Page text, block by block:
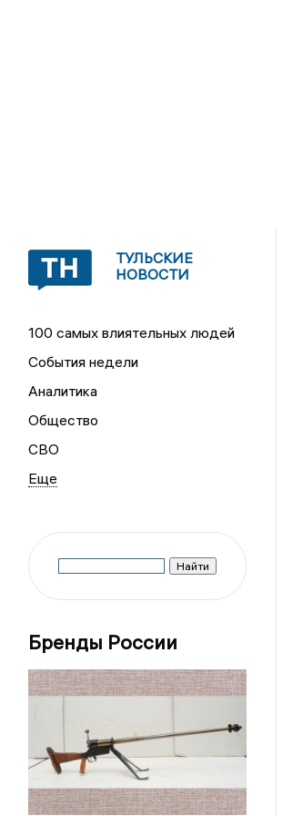
ТУЛЬСКИЕ
НОВОСТИ
100 самых влиятельных людей
События недели
Аналитика
Общество
СВО
Бренды России